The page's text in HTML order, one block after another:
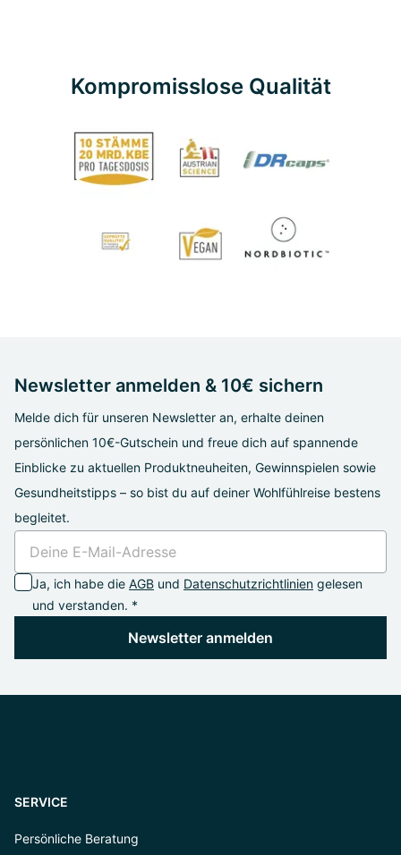
Kompromisslose Qualität
Newsletter anmelden & 10€ sichern
Melde dich für unseren Newsletter an, erhalte deinen
persönlichen 10€-Gutschein und freue dich auf spannende
Einblicke zu aktuellen Produktneuheiten, Gewinnspielen sowie
Gesundheitstipps – so bist du auf deiner Wohlfühlreise bestens
begleitet.
Ja, ich habe die AGB und Datenschutzrichtlinien gelesen
und verstanden. *
Newsletter anmelden
SERVICE
Persönliche Beratung